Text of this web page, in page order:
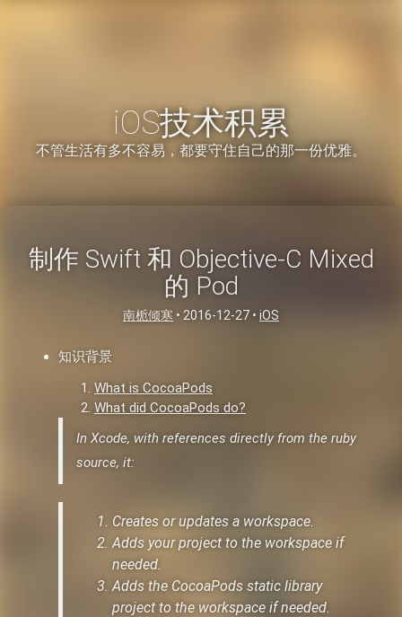
iOS技术积累
不管生活有多不容易，都要守住自己的那一份优雅。
制作 Swift 和 Objective-C Mixed
的 Pod
南栀倾寒 • 2016-12-27 • iOS
知识背景
What is CocoaPods
What did CocoaPods do?
In Xcode, with references directly from the ruby
source, it:
Creates or updates a workspace.
Adds your project to the workspace if
needed.
Adds the CocoaPods static library
project to the workspace if needed.